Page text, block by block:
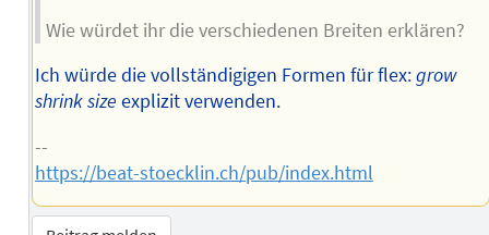
Wie würdet ihr die verschiedenen Breiten erklären?
Ich würde die vollständigigen Formen für flex:grow
shrinksize explizit verwenden.
--
https://beat-stoecklin.ch/pub/index.html